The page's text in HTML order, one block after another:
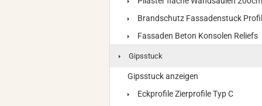
Brandschutz Fassadenstuck
Fassaden Beton Konsolen Reliefs
Gipsstuck
Gipsstuck anzeigen
Eckprofile Zierprofile Typ C